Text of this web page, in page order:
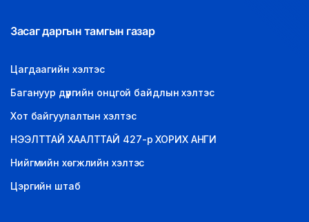
Засаг даргын тамгын газар
Цагдаагийн хэлтэс
Багануур дүүргийн онцгой байдлын хэлтэс
Хот байгуулалтын хэлтэс
НЭЭЛТТАЙ ХААЛТТАЙ 427-р ХОРИХ АНГИ
Нийгмийн хөгжлийн хэлтэс
Цэргийн штаб